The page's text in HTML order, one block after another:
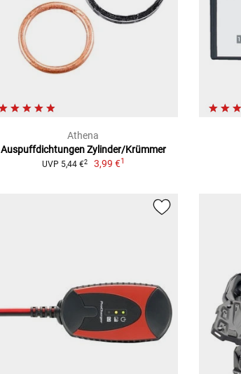
Athena
Auspuffdichtungen Zylinder/Krümmer
UVP 5,44 €2 3,99 €1